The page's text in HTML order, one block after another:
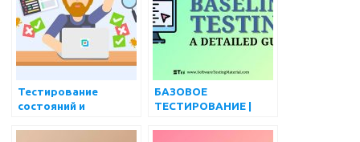
Тестирование
состояний и
БАЗОВОЕ
ТЕСТИРОВАНИЕ |